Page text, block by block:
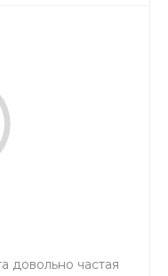
довольно частая